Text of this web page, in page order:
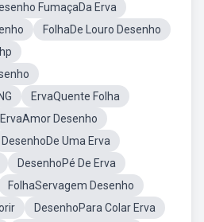
FumaçaDa Erva
FolhaDe Louro Desenho
ErvaQuente Folha
ErvaAmor Desenho
DesenhoDe Uma Erva
DesenhoPé De Erva
FolhaServagem Desenho
DesenhoPara Colar Erva